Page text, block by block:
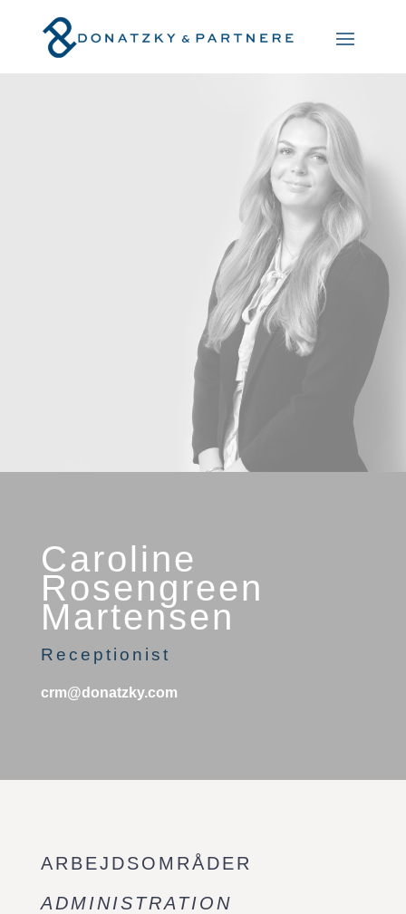
Caroline
Rosengreen
Martensen
Receptionist
crm@donatzky.com
ARBEJDSOMRÅDER
ADMINISTRATION